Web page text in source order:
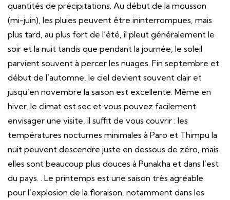
quantités de précipitations. Au début de la mousson
(mi-juin), les pluies peuvent être ininterrompues, mais
plus tard, au plus fort de l’été, il pleut généralement le
soir et la nuit tandis que pendant la journée, le soleil
parvient souvent à percer les nuages. Fin septembre et
début de l’automne, le ciel devient souvent clair et
jusqu’en novembre la saison est excellente. Même en
hiver, le climat est sec et vous pouvez facilement
envisager une visite, il suffit de vous couvrir : les
températures nocturnes minimales à Paro et Thimpu la
nuit peuvent descendre juste en dessous de zéro, mais
elles sont beaucoup plus douces à Punakha et dans l’est
du pays. . Le printemps est une saison très agréable
pour l’explosion de la floraison, notamment dans les